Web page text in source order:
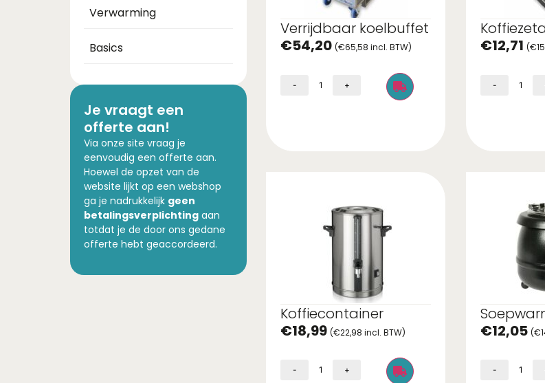
Verwarming
Basics
Je vraagt een
offerte aan!
Via onze site vraag je
eenvoudig een offerte aan.
Hoewel de opzet van de
website lijkt op een webshop
ga je nadrukkelijk geen
betalingsverplichting aan
totdat je de door ons gedane
offerte hebt geaccordeerd.
Verrijdbaar koelbuffet
€54,20 (€65,58 incl. BTW)
- +
€12,71 (€
-
Koffiecontainer
€18,99 (€22,98 incl. BTW)
- +
€12,05 (€
-